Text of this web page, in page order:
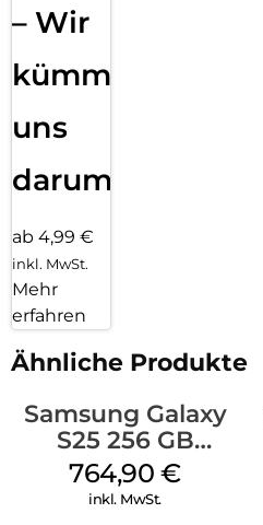
– Wir
kümmern
uns
darum!
ab 4,99 €
inkl. MwSt.
Mehr
erfahren
Ähnliche Produkte
Samsung Galaxy
S25 256 GB
Icyblue
764,90€
inkl. MwSt.